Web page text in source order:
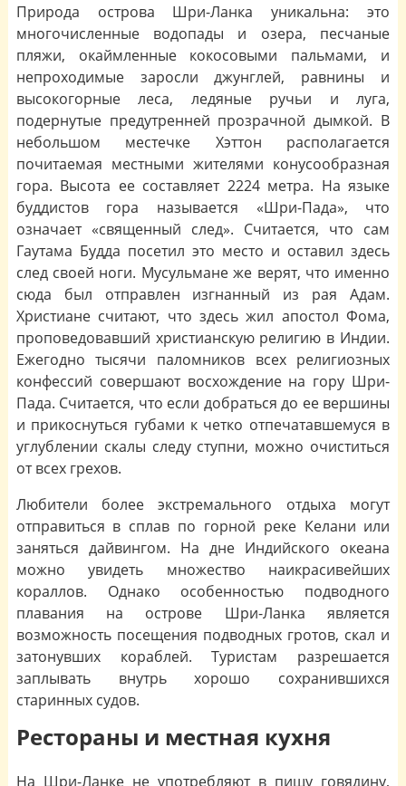
Природа острова Шри-Ланка уникальна: это
многочисленные водопады и озера, песчаные
пляжи, окаймленные кокосовыми пальмами, и
непроходимые заросли джунглей, равнины и
высокогорные леса, ледяные ручьи и луга,
подернутые предутренней прозрачной дымкой. В
небольшом местечке Хэттон располагается
почитаемая местными жителями конусообразная
гора. Высота ее составляет 2224 метра. На языке
буддистов гора называется «Шри-Пада», что
означает «священный след». Считается, что сам
Гаутама Будда посетил это место и оставил здесь
след своей ноги. Мусульмане же верят, что именно
сюда был отправлен изгнанный из рая Адам.
Христиане считают, что здесь жил апостол Фома,
проповедовавший христианскую религию в Индии.
Ежегодно тысячи паломников всех религиозных
конфессий совершают восхождение на гору Шри-
Пада. Считается, что если добраться до ее вершины
и прикоснуться губами к четко отпечатавшемуся в
углублении скалы следу ступни, можно очиститься
от всех грехов.
Любители более экстремального отдыха могут
отправиться в сплав по горной реке Келани или
заняться дайвингом. На дне Индийского океана
можно увидеть множество наикрасивейших
кораллов. Однако особенностью подводного
плавания на острове Шри-Ланка является
возможность посещения подводных гротов, скал и
затонувших кораблей. Туристам разрешается
заплывать внутрь хорошо сохранившихся
старинных судов.
Рестораны и местная кухня
На Шри-Ланке не употребляют в пищу говядину,